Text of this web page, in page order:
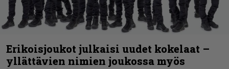
Erikoisjoukot julkaisi uudet kokelaat –
yllättävien nimien joukossa myös